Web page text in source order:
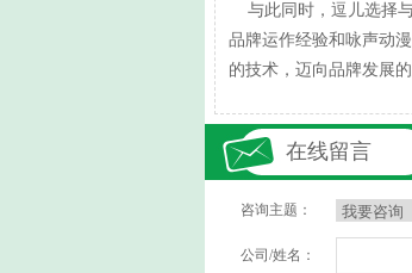
与此同时，逗儿选择
品牌运作经验和咏声动
的技术，迈向品牌发展的
在线留言
咨询主题：
公司/姓名：